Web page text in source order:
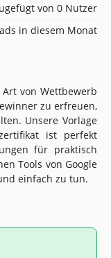
von 0 Nutzer
in diesem Monat
von Wettbewerb
zu erfreuen,
Unsere Vorlage
ist perfekt
für praktisch
Tools von Google
einfach zu tun.